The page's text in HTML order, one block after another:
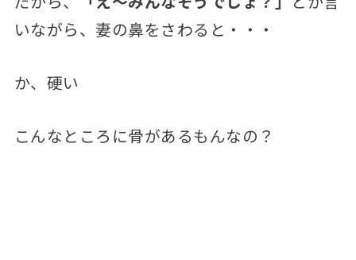
いながら、妻の鼻をさわると・・・
か、硬い
こんなところに骨があるもんなの？